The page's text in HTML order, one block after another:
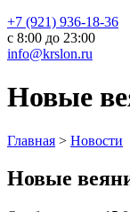
+7 (921) 936-18-36
с 8:00 до 23:00
info@krslon.ru
Новые
Главная > Новости
Новые